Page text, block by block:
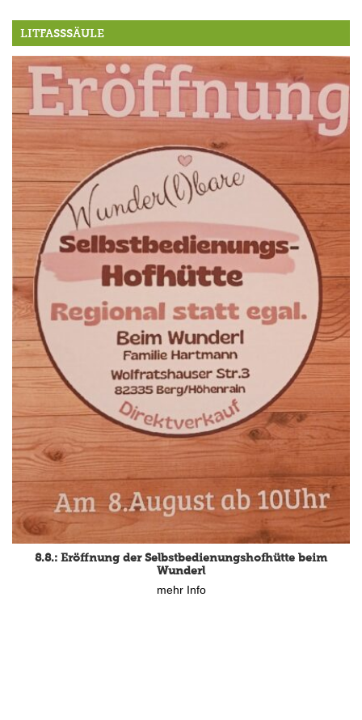
LITFASSSÄULE
8.8.: Eröffnung der Selbstbedienungshofhütte beim
Wunderl
mehr Info
15.8.: Grillfeier der Lüßbacher Blasmusik
mehr Info